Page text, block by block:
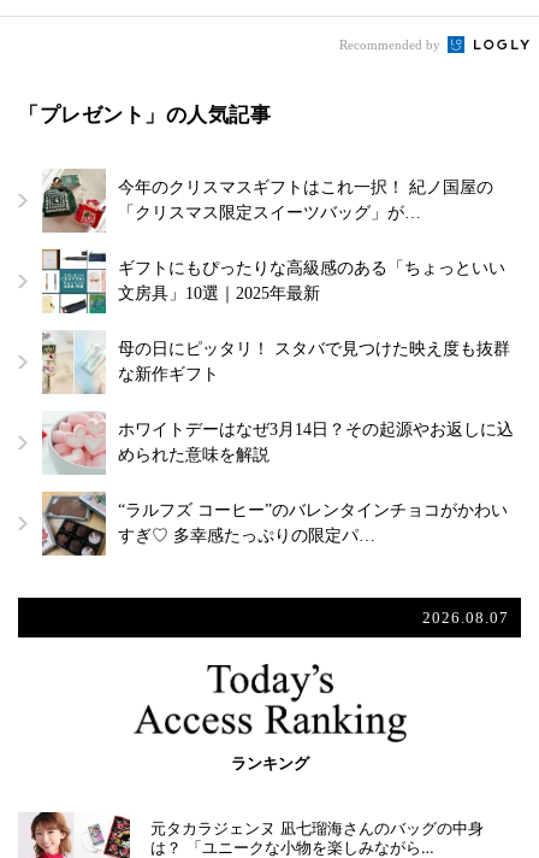
Recommended by
「プレゼント」の人気記事
今年のクリスマスギフトはこれ一択！ 紀ノ国屋の
「クリスマス限定スイーツバッグ」が…
ギフトにもぴったりな高級感のある「ちょっといい
文房具」10選｜2025年最新
母の日にピッタリ！ スタバで見つけた映え度も抜群
な新作ギフト
ホワイトデーはなぜ3月14日？その起源やお返しに込
められた意味を解説
“ラルフズ コーヒー”のバレンタインチョコがかわい
すぎ♡ 多幸感たっぷりの限定パ…
2026.08.07
ランキング
元タカラジェンヌ 凪七瑠海さんのバッグの中身
は？ 「ユニークな小物を楽しみながら…